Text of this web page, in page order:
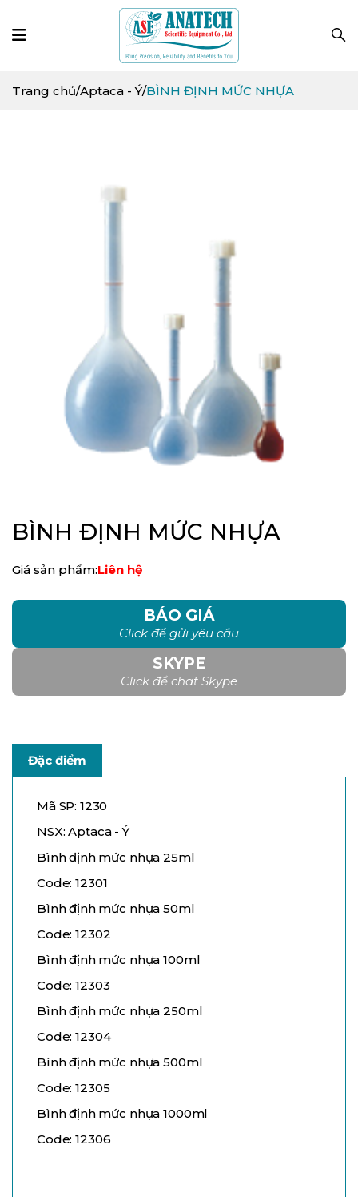
Trang chủ/Aptaca - Ý/BÌNH ĐỊNH MỨC NHỰA
BÌNH ĐỊNH MỨC NHỰA
Giá sản phẩm:Liên hệ
BÁO GIÁ
Click để gửi yêu cầu
SKYPE
Click để chat Skype
Đặc điểm
Mã SP: 1230
NSX: Aptaca - Ý
Bình định mức nhựa 25ml
Code: 12301
Bình định mức nhựa 50ml
Code: 12302
Bình định mức nhựa 100ml
Code: 12303
Bình định mức nhựa 250ml
Code: 12304
Bình định mức nhựa 500ml
Code: 12305
Bình định mức nhựa 1000ml
Code: 12306